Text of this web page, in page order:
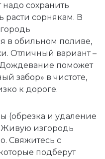
сохранить
расти сорнякам. В
в обильном поливе,
Отличный вариант –
Дождевание поможет
забор» в чистоте,
к дороге.
(обрезка и удаление
Живую изгородь
Свяжитесь с
подберут